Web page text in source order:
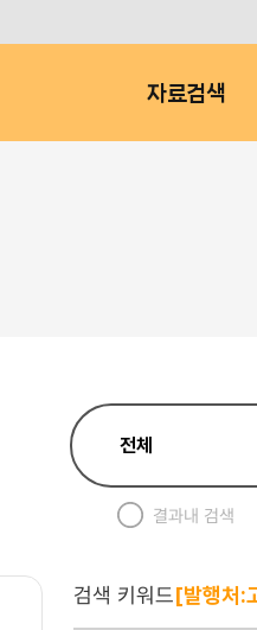
자료검색
결과내 검색
검색 키워드[발행처: